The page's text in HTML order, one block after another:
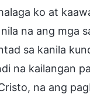
ko at
na ang mga
sa kanila
na kailangan
na ang